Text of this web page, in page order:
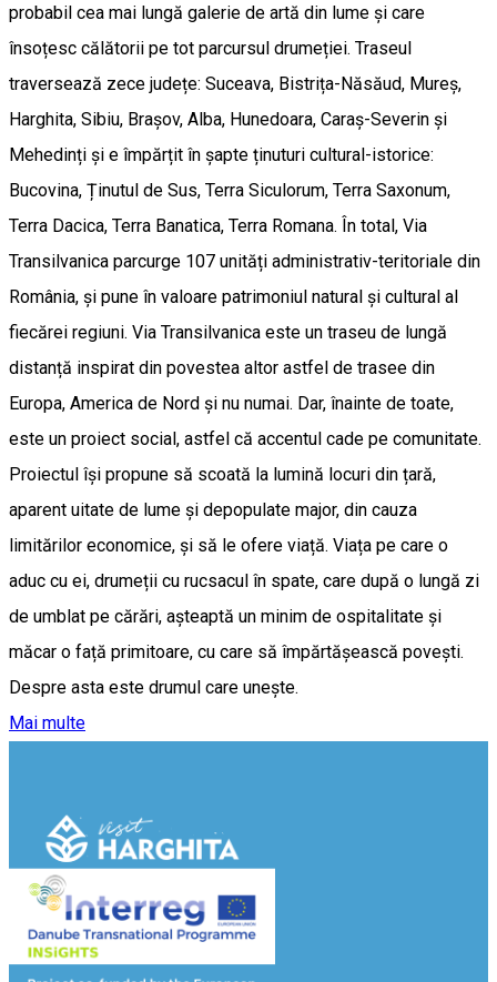
probabil cea mai lungă galerie de artă din lume și care
însoțesc călătorii pe tot parcursul drumeției. Traseul
traversează zece județe: Suceava, Bistrița-Năsăud, Mureș,
Harghita, Sibiu, Brașov, Alba, Hunedoara, Caraș-Severin și
Mehedinți și e împărțit în șapte ținuturi cultural-istorice:
Bucovina, Ținutul de Sus, Terra Siculorum, Terra Saxonum,
Terra Dacica, Terra Banatica, Terra Romana. În total, Via
Transilvanica parcurge 107 unități administrativ-teritoriale din
România, și pune în valoare patrimoniul natural și cultural al
fiecărei regiuni. Via Transilvanica este un traseu de lungă
distanță inspirat din povestea altor astfel de trasee din
Europa, America de Nord și nu numai. Dar, înainte de toate,
este un proiect social, astfel că accentul cade pe comunitate.
Proiectul își propune să scoată la lumină locuri din țară,
aparent uitate de lume și depopulate major, din cauza
limitărilor economice, și să le ofere viață. Viața pe care o
aduc cu ei, drumeții cu rucsacul în spate, care după o lungă zi
de umblat pe cărări, așteaptă un minim de ospitalitate și
măcar o față primitoare, cu care să împărtășească povești.
Despre asta este drumul care unește.
Mai multe